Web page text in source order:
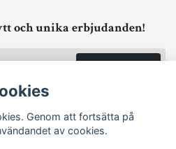
och unika erbjudanden!
Genom att fortsätta på
av cookies.